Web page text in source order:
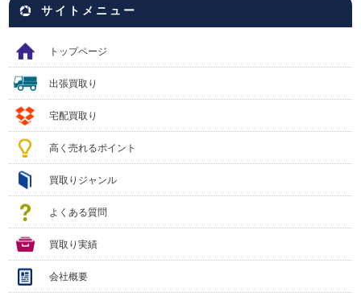
サイトメニュー
トップページ
出張買取り
宅配買取り
高く売れるポイント
買取りジャンル
よくある質問
買取り実績
会社概要